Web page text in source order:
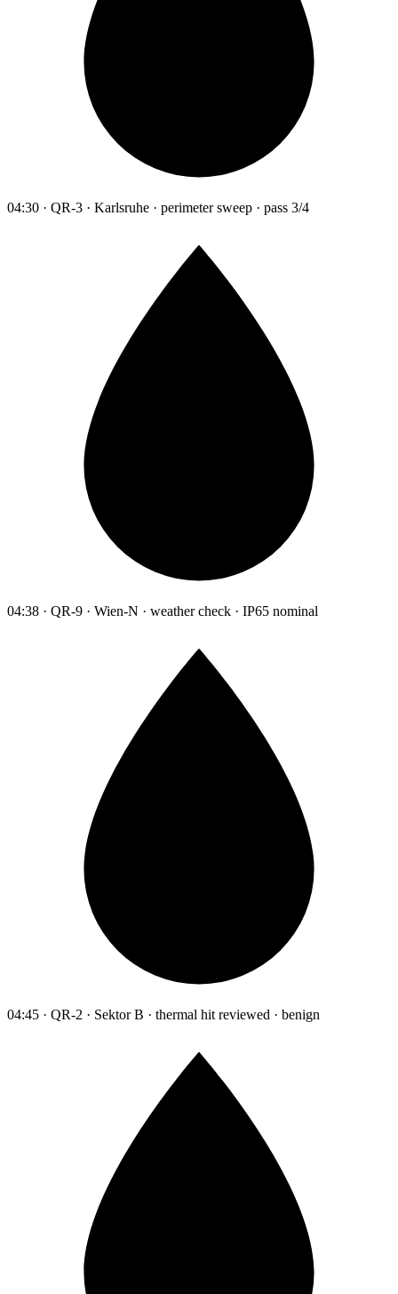
04:30 · QR-3 · Karlsruhe · perimeter sweep · pass 3/4
04:38 · QR-9 · Wien-N · weather check · IP65 nominal
04:45 · QR-2 · Sektor B · thermal hit reviewed · benign